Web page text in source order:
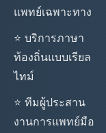
แพทย์เฉพาะทาง
⭐ บริการภาษา
ท้องถิ่นแบบเรียล
ไทม์
⭐ ทีมผู้ประสาน
งานการแพทย์มือ